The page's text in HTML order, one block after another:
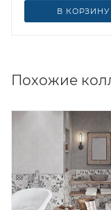
В КОРЗИНУ
Похожие